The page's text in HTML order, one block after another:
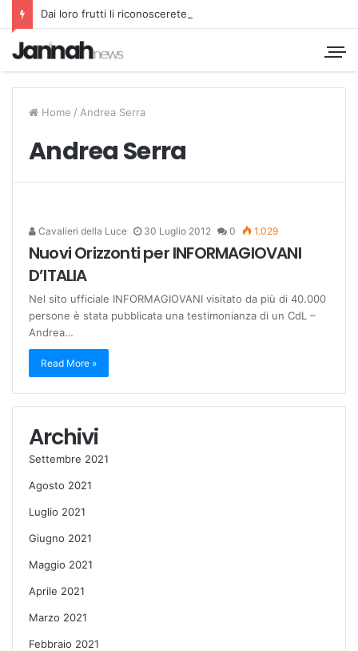
Dai loro frutti li riconoscerete
Home / Andrea Serra
Andrea Serra
Cavalieri della Luce 30 Luglio 2012 0 1.029
Nuovi Orizzonti per INFORMAGIOVANI
D’ITALIA
Nel sito ufficiale INFORMAGIOVANI visitato da più di 40.000
persone è stata pubblicata una testimonianza di un CdL –
Andrea…
Read More »
Archivi
Settembre 2021
Agosto 2021
Luglio 2021
Giugno 2021
Maggio 2021
Aprile 2021
Marzo 2021
Febbraio 2021